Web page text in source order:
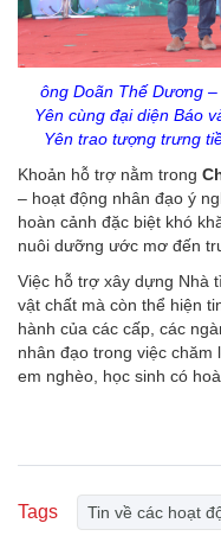
ông Doãn Thế Dương
Yên cùng đại diện Báo
Yên trao tượng trưng
Khoản hỗ trợ nằm trong
– hoạt động nhân đạo ý
hoàn cảnh đặc biệt khó
nuôi dưỡng ước mơ đến
Việc hỗ trợ xây dựng Nhà
vật chất mà còn thể hiện
hành của các cấp, các
nhân đạo trong việc
em nghèo, học sinh có
Tags Tin về các hoạt